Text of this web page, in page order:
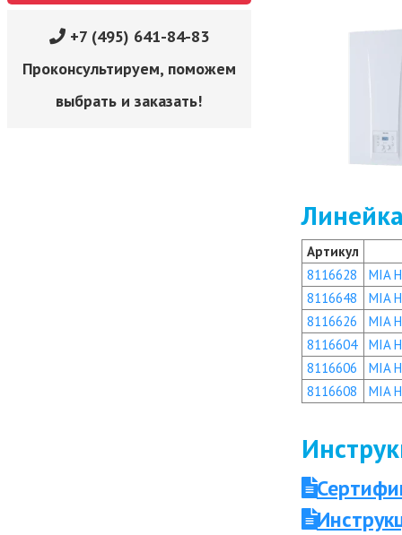
+7 (495) 641-84-83
Проконсультируем, поможем
выбрать и заказать!
Артикул
8116628
MIA
8116648
MIA
8116626
MIA
8116604
MIA
8116606
MIA
8116608
MIA